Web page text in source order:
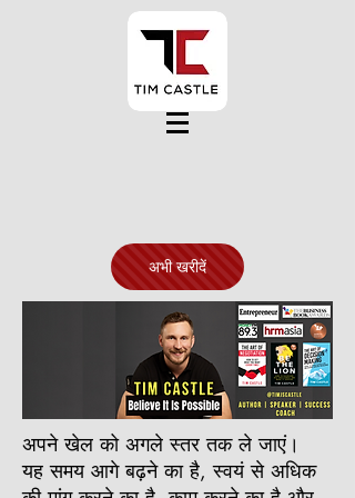
अभी खरीदें
अपने खेल को अगले स्तर तक ले जाएं।
यह समय आगे बढ़ने का है, स्वयं से अधिक